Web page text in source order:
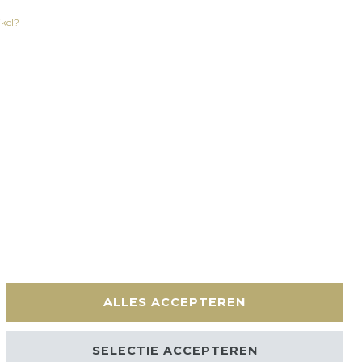
ALLES ACCEPTEREN
SELECTIE ACCEPTEREN